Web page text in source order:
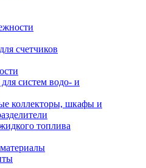
счетчиков
систем водо- и
коллекторы, шкафы и
топлива